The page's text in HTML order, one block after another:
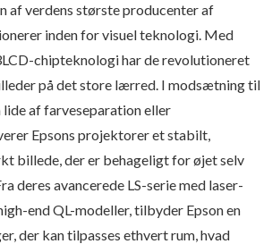
af verdens største producenter af
inden for visuel teknologi. Med
chipteknologi har de revolutioneret
på det store lærred. I modsætning til
af farveseparation eller
Epsons projektorer et stabilt,
billede, der er behageligt for øjet selv
deres avancerede LS-serie med laser-
end QL-modeller, tilbyder Epson en
der kan tilpasses ethvert rum, hvad